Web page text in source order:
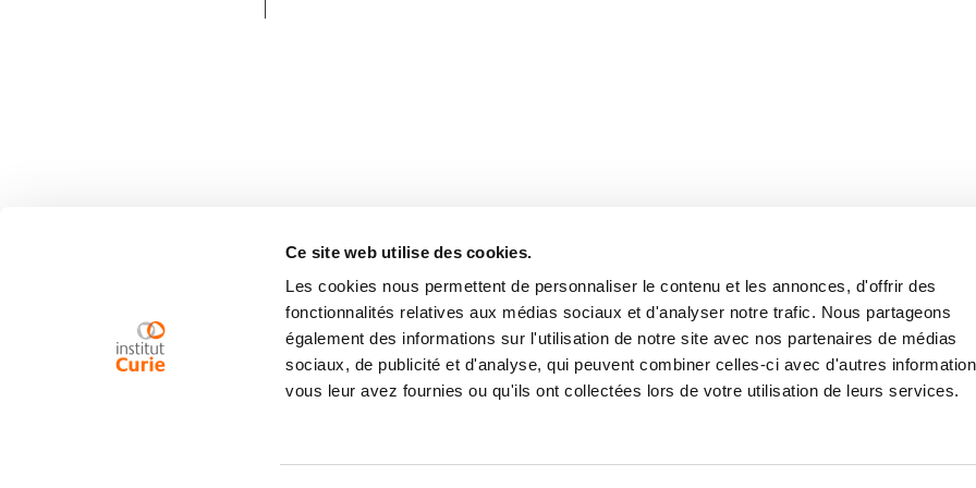
Ce site web utilise des cookies.
Les cookies nous permettent de personnaliser le contenu et les annonces, d'offrir des
fonctionnalités relatives aux médias sociaux et d'analyser notre trafic. Nous partageons
également des informations sur l'utilisation de notre site avec nos partenaires de médias
sociaux, de publicité et d'analyse, qui peuvent combiner celles-ci avec d'autres
vous leur avez fournies ou qu'ils ont collectées lors de votre utilisation de leurs services.